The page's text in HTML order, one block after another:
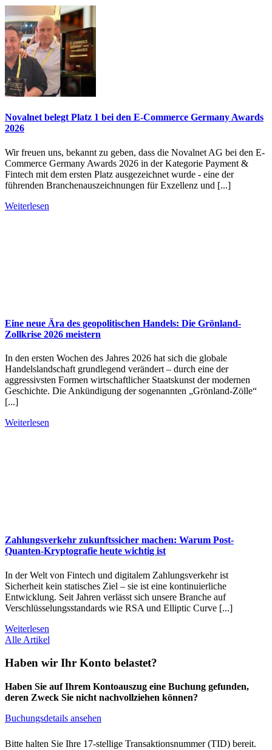
Novalnet belegt Platz 1 bei den E-Commerce Germany Awards
2026
Wir freuen uns, bekannt zu geben, dass die Novalnet AG bei den E-
Commerce Germany Awards 2026 in der Kategorie Payment &
Fintech mit dem ersten Platz ausgezeichnet wurde - eine der
führenden Branchenauszeichnungen für Exzellenz und [...]
Weiterlesen
Eine neue Ära des geopolitischen Handels: Die Grönland-
Zollkrise 2026 meistern
In den ersten Wochen des Jahres 2026 hat sich die globale
Handelslandschaft grundlegend verändert – durch eine der
aggressivsten Formen wirtschaftlicher Staatskunst der modernen
Geschichte. Die Ankündigung der sogenannten „Grönland-Zölle“
[...]
Weiterlesen
Zahlungsverkehr zukunftssicher machen: Warum Post-
Quanten-Kryptografie heute wichtig ist
In der Welt von Fintech und digitalem Zahlungsverkehr ist
Sicherheit kein statisches Ziel – sie ist eine kontinuierliche
Entwicklung. Seit Jahren verlässt sich unsere Branche auf
Verschlüsselungsstandards wie RSA und Elliptic Curve [...]
Weiterlesen
Alle Artikel
Haben wir Ihr Konto belastet?
Haben Sie auf Ihrem Kontoauszug eine Buchung gefunden,
deren Zweck Sie nicht nachvollziehen können?
Buchungsdetails ansehen
Bitte halten Sie Ihre 17-stellige Transaktionsnummer (TID) bereit.